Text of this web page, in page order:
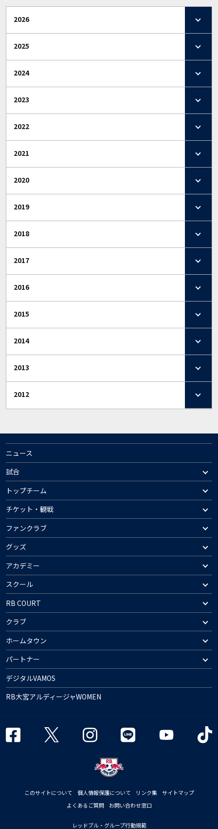
2026
2025
2024
2023
2022
2021
2020
2019
2018
2017
2016
2015
2014
2013
2012
ニュース
試合
トップチーム
チケット・観戦
ファンクラブ
グッズ
アカデミー
スクール
RB COURT
クラブ
ホームタウン
パートナー
デジタルVAMOS
RB大宮アルディージャWOMEN
このサイトについて 個人情報保護について リンク集
サイトマップ
よくあるご質問
お問い合わせ窓口
レッドブル・グループ行動規範